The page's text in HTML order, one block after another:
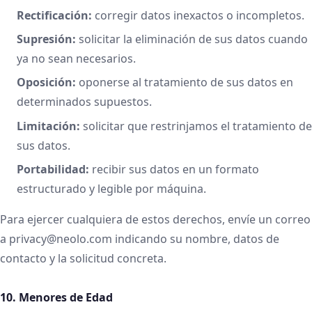
Rectificación: corregir datos inexactos o incompletos.
Supresión: solicitar la eliminación de sus datos cuando
ya no sean necesarios.
Oposición: oponerse al tratamiento de sus datos en
determinados supuestos.
Limitación: solicitar que restrinjamos el tratamiento de
sus datos.
Portabilidad: recibir sus datos en un formato
estructurado y legible por máquina.
Para ejercer cualquiera de estos derechos, envíe un correo
a privacy@neolo.com indicando su nombre, datos de
contacto y la solicitud concreta.
10. Menores de Edad